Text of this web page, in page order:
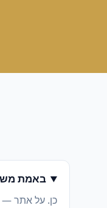
באמת
כן. על אתר —